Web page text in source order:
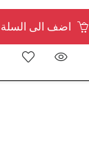
اضف الى السلة